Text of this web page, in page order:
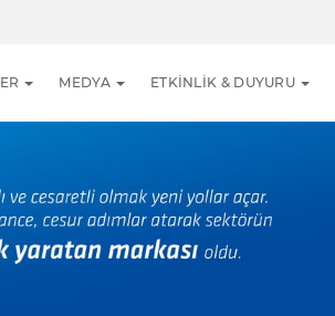
MEDYA ETKİNLİK & DUYURU